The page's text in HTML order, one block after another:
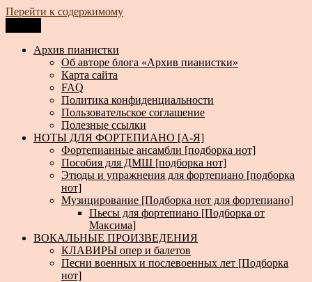
Перейти к содержимому
Архив пианистки
Всё для пианистов: ноты, книги, музыка, статьи…
Архив пианистки
Об авторе блога «Архив пианистки»
Карта сайта
FAQ
Политика конфиденциальности
Пользовательское соглашение
Полезные ссылки
НОТЫ ДЛЯ ФОРТЕПИАНО [А-Я]
Фортепианные ансамбли [подборка нот]
Пособия для ДМШ [подборка нот]
Этюды и упражнения для фортепиано [подборка
нот]
Музицирование [Подборка нот для фортепиано]
Пьесы для фортепиано [Подборка от
Максима]
ВОКАЛЬНЫЕ ПРОИЗВЕДЕНИЯ
КЛАВИРЫ опер и балетов
Песни военных и послевоенных лет [Подборка
нот]